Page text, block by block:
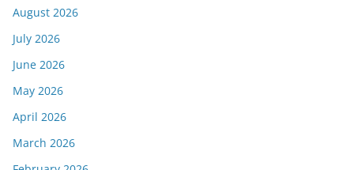
August 2026
July 2026
June 2026
May 2026
April 2026
March 2026